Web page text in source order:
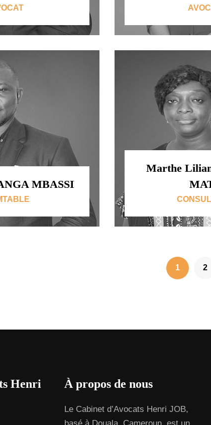
MBASSI
Marthe
1 2
Henri
À propos de nous
Le Cabinet d’Avocats Henri JOB,
basé à Douala, Cameroun, est un